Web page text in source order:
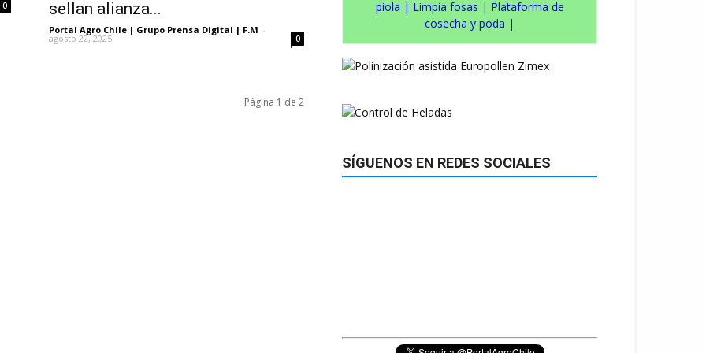
0
sellan alianza...
Portal Agro Chile | Grupo Prensa Digital | F.M -
agosto 22, 2025 0
Página 1 de 2
piola | Limpia fosas | Plataforma de
cosecha y poda |
SÍGUENOS EN REDES SOCIALES